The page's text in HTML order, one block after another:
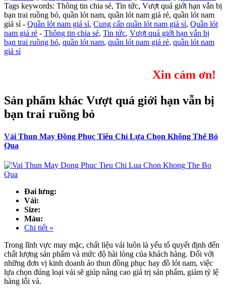
Tags keywords: Thông tin chia sẻ, Tin tức, Vượt quá giới hạn vẫn bị
bạn trai ruồng bỏ, quần lót nam, quần lót nam giá rẻ, quần lót nam
giá sỉ - Quần lót nam giá sỉ, Cung cấp quần lót nam giá sỉ, Quần lót
nam giá rẻ - Thông tin chia sẻ, Tin tức, Vượt quá giới hạn vẫn bị
bạn trai ruồng bỏ, quần lót nam, quần lót nam giá rẻ, quần lót nam
giá sỉ
Xin cám ơn!
Sản phẩm khác Vượt quá giới hạn vẫn bị
bạn trai ruồng bỏ
Vải Thun May Đồng Phục Tiêu Chí Lựa Chọn Không Thể Bỏ
Qua
Đai lưng:
Vải:
Size:
Màu:
Chi tiết »
Trong lĩnh vực may mặc, chất liệu vải luôn là yếu tố quyết định đến
chất lượng sản phẩm và mức độ hài lòng của khách hàng. Đối với
những đơn vị kinh doanh áo thun đồng phục hay đồ lót nam, việc
lựa chọn đúng loại vải sẽ giúp nâng cao giá trị sản phẩm, giảm tỷ lệ
hàng lỗi và.